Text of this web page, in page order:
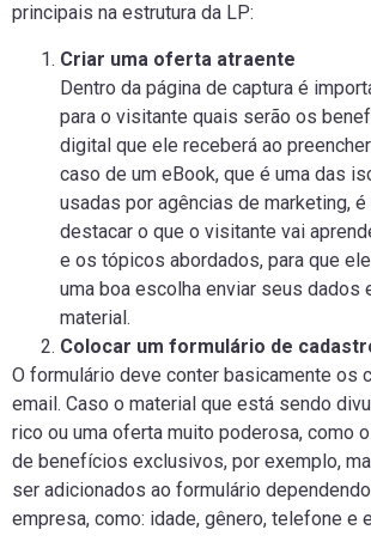
principais na estrutura da LP:
Criar uma oferta atraente
Dentro da página de captura é
para o visitante quais serão os
digital que ele receberá ao
caso de um eBook, que é uma das
usadas por agências de marketing,
destacar o que o visitante vai
e os tópicos abordados, para que
uma boa escolha enviar seus dados
material.
Colocar um formulário de
O formulário deve conter basicamente os
email. Caso o material que está sendo
rico ou uma oferta muito poderosa, como
de benefícios exclusivos, por exemplo,
ser adicionados ao formulário
empresa, como: idade, gênero, telefone e